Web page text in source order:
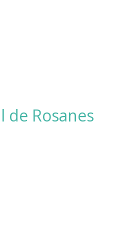
de Rosanes